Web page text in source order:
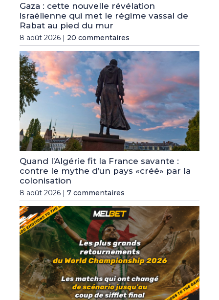
Gaza : cette nouvelle révélation
israélienne qui met le régime vassal de
Rabat au pied du mur
8 août 2026 | 20 commentaires
Quand l’Algérie fit la France savante :
contre le mythe d’un pays «créé» par la
colonisation
8 août 2026 | 7 commentaires